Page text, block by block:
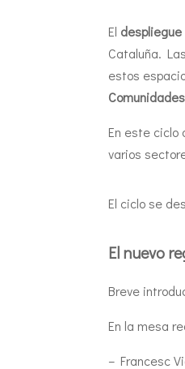
El
Cataluña.
estos
En este ciclo
varios
El ciclo se
El nuevo
Breve
En la mesa
– Francesc